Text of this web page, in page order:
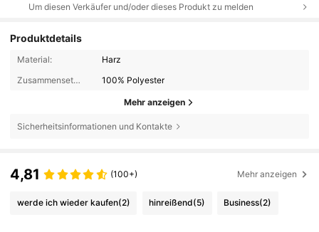
Um diesen Verkäufer und/oder dieses Produkt zu melden
Produktdetails
Material:
Harz
Zusammensetzung:
100% Polyester
Mehr anzeigen
Sicherheitsinformationen und Kontakte
4,81 (100+) Mehr anzeigen
werde ich wieder kaufen(2) hinreißend(5) Business(2)